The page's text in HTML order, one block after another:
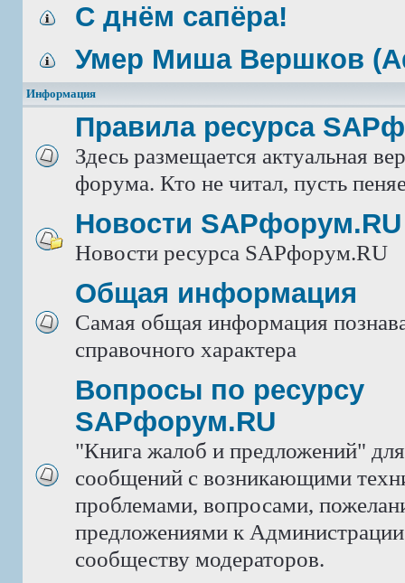
С днём сапёра!
Умер Миша Вершков
Информация
Правила ресурса
Здесь размещается актуальная
форума. Кто не читал, пусть
Новости SAPфорум.RU
Новости ресурса SAPфорум.RU
Общая информация
Самая общая информация
справочного характера
Вопросы по ресурсу
SAPфорум.RU
"Книга жалоб и предложений"
сообщений с возникающими
проблемами, вопросами,
предложениями к
сообществу модераторов.